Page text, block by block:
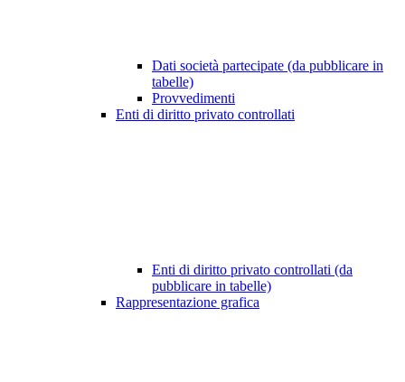
Dati società partecipate (da pubblicare in
tabelle)
Provvedimenti
Enti di diritto privato controllati
Enti di diritto privato controllati (da
pubblicare in tabelle)
Rappresentazione grafica